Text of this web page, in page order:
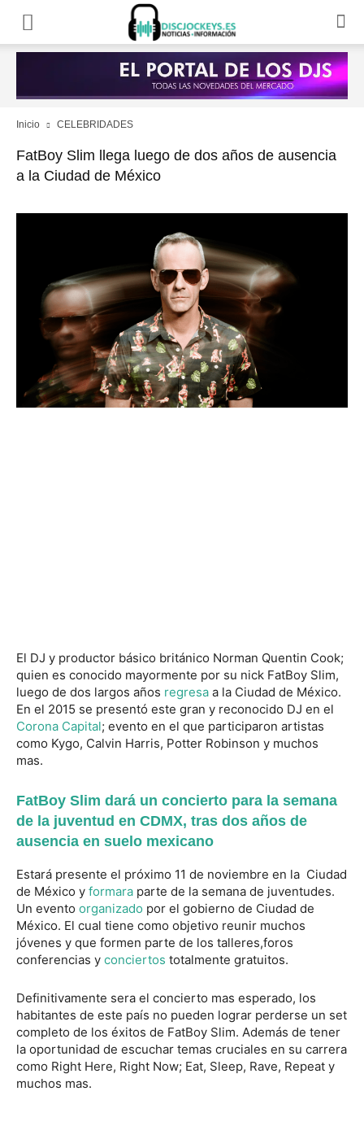
Inicio CELEBRIDADES
FatBoy Slim llega luego de dos años de ausencia
a la Ciudad de México
El DJ y productor básico británico Norman Quentin Cook;
quien es conocido mayormente por su nick FatBoy Slim,
luego de dos largos años regresa a la Ciudad de México.
En el 2015 se presentó este gran y reconocido DJ en el
Corona Capital; evento en el que participaron artistas
como Kygo, Calvin Harris, Potter Robinson y muchos
mas.
FatBoy Slim dará un concierto para la semana
de la juventud en CDMX, tras dos años de
ausencia en suelo mexicano
Estará presente el próximo 11 de noviembre en la Ciudad
de México y formara parte de la semana de juventudes.
Un evento organizado por el gobierno de Ciudad de
México. El cual tiene como objetivo reunir muchos
jóvenes y que formen parte de los talleres,foros
conferencias y conciertos totalmente gratuitos.
Definitivamente sera el concierto mas esperado, los
habitantes de este país no pueden lograr perderse un set
completo de los éxitos de FatBoy Slim. Además de tener
la oportunidad de escuchar temas cruciales en su carrera
como Right Here, Right Now; Eat, Sleep, Rave, Repeat y
muchos mas.